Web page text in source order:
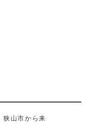
狭山市から来